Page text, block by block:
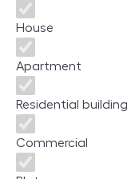
House
Apartment
Residential building
Commercial